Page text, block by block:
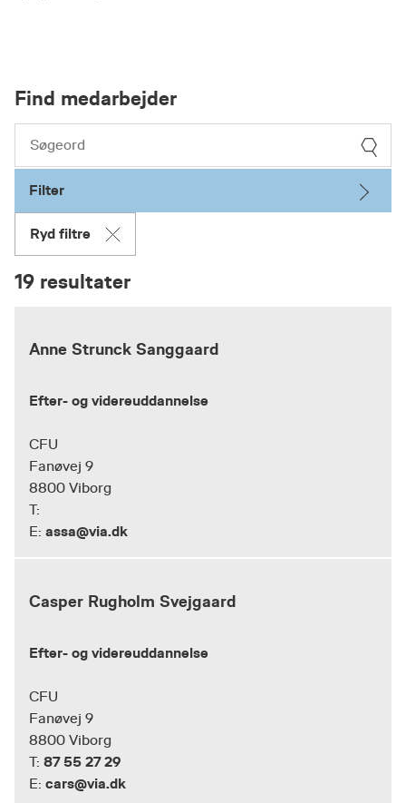
Find medarbejder
Filter
Ryd filtre
19 resultater
Anne Strunck Sanggaard
Efter- og videreuddannelse
CFU
Fanøvej 9
8800 Viborg
T:
E: assa@via.dk
Casper Rugholm Svejgaard
Efter- og videreuddannelse
CFU
Fanøvej 9
8800 Viborg
T: 87 55 27 29
E: cars@via.dk